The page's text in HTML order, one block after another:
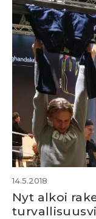
14.5.2018
Nyt alkoi